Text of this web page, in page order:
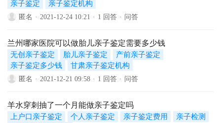
亲子鉴定
亲子鉴定机构
匿名 · 2021-12-24 10:21 · 1 回答 · 问答
兰州哪家医院可以做胎儿亲子鉴定需要多少钱
无创亲子鉴定 胎儿亲子鉴定
产前亲子鉴定
亲子鉴定多少钱
甘肃亲子鉴定机构
匿名 · 2021-12-21 09:58 · 1 回答 · 问答
羊水穿刺抽了一个月能做亲子鉴定吗
上户口亲子鉴定 个人亲子鉴定 亲子鉴定费用
亲子检测